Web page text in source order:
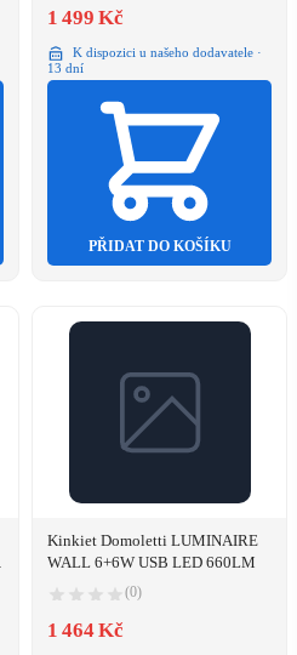
1 499 Kč
K dispozici u našeho dodavatele ·
13 dní
PŘIDAT DO KOŠÍKU
Kinkiet Domoletti LUMINAIRE
WALL 6+6W USB LED 660LM
(0)
1 464 Kč